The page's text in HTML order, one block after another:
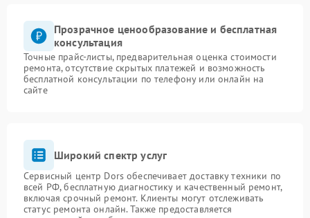
Прозрачное ценообразование и бесплатная
консультация
Точные прайс-листы, предварительная оценка стоимости
ремонта, отсутствие скрытых платежей и возможность
бесплатной консультации по телефону или онлайн на
сайте
Широкий спектр услуг
Сервисный центр Dors обеспечивает доставку техники по
всей РФ, бесплатную диагностику и качественный ремонт,
включая срочный ремонт. Клиенты могут отслеживать
статус ремонта онлайн. Также предоставляется